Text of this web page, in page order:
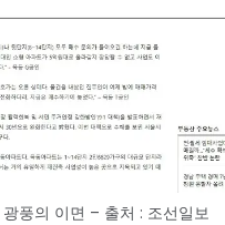
풍의 이면 – 출처 : 조선일보